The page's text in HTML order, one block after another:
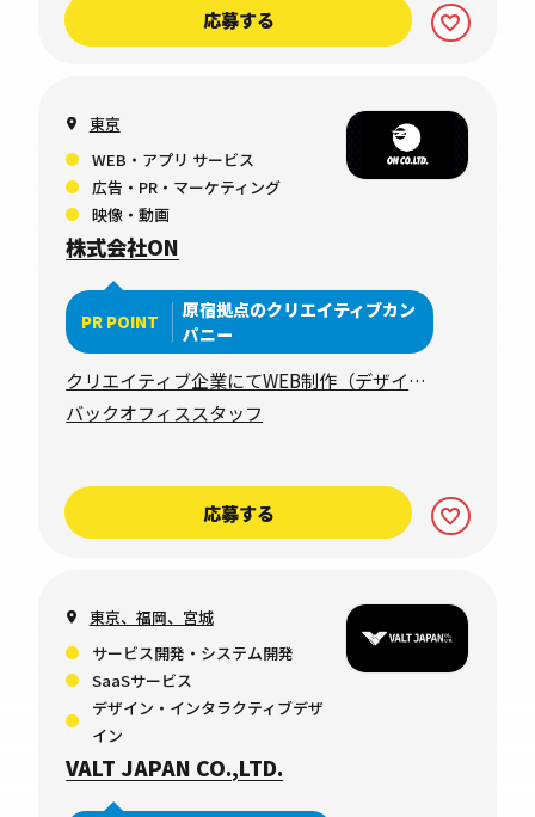
応募する
東京
WEB・アプリ サービス
広告・PR・マーケティング
映像・動画
株式会社ON
PR POINT
原宿拠点のクリエイティブカン
パニー
クリエイティブ企業にてWEB制作（デザイ
ン・コーディング）
バックオフィススタッフ
応募する
東京、福岡、宮城
サービス開発・システム開発
SaaSサービス
デザイン・インタラクティブデザ
イン
VALT JAPAN CO.,LTD.